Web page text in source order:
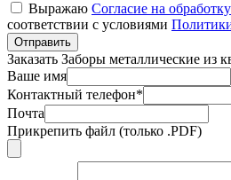
Выражаю Согласие на
соответствии с условиями
Отправить
Заказать Заборы металлические из
Ваше имя
Контактный телефон*
Почта
Прикрепить файл (только .PDF)